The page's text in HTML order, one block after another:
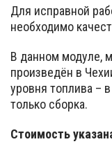
Для исправной
необходимо
В данном модуле,
произведён в
уровня топлива –
только сборка.
Стоимость